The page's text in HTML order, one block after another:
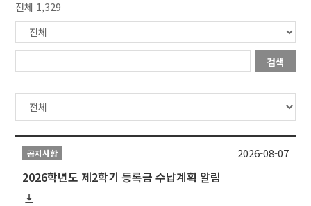
전체 1,329
검색
공지사항
2026학년도 제2학기 등록금 수납계획 알림
2026-08-07